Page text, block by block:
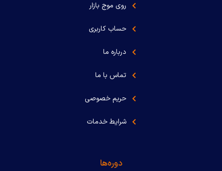
روی موج بازار
حساب کاربری
درباره ما
تماس با ما
حریم خصوصی
شرایط خدمات
دوره‌ها